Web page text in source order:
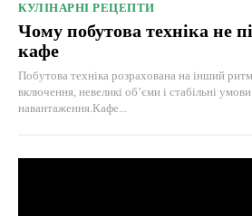
КУЛІНАРНІ РЕЦЕПТИ
Чому побутова техніка не
кафе
Побутова техніка розрахована на інший
включення, невеликі об’єми і стабільні
навантаження.Кафе...